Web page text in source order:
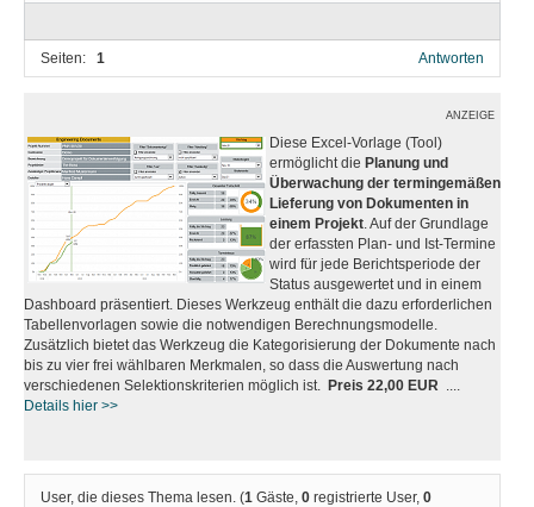
Seiten: 1 Antworten
ANZEIGE
Diese Excel-Vorlage (Tool)
ermöglicht die Planung und
Überwachung der termingemäßen
Lieferung von Dokumenten in
einem Projekt . Auf der Grundlage
der erfassten Plan- und Ist-Termine
wird für jede Berichtsperiode der
Status ausgewertet und in einem
Dashboard präsentiert. Dieses Werkzeug enthält die dazu erforderlichen
Tabellenvorlagen sowie die notwendigen Berechnungsmodelle.
Zusätzlich bietet das Werkzeug die Kategorisierung der Dokumente nach
bis zu vier frei wählbaren Merkmalen, so dass die Auswertung nach
verschiedenen Selektionskriterien möglich ist. Preis 22,00 EUR
Details hier >>
User, die dieses Thema lesen. (1 Gäste,0 registrierte User,0